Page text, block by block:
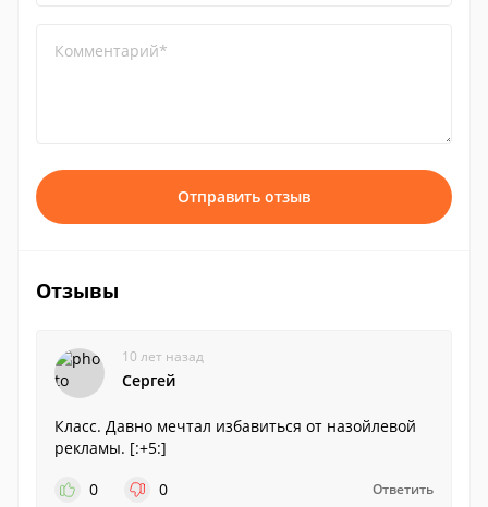
Комментарий*
Отправить отзыв
Отзывы
10 лет назад
Сергей
Класс. Давно мечтал избавиться от назойлевой
рекламы. [:+5:]
0
0 Ответить